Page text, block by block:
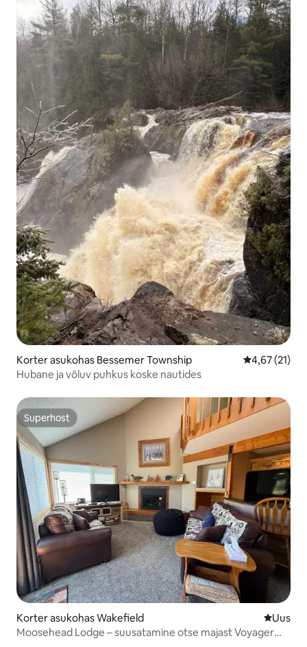
Korter asukohas Bessemer Township Keskmine
4,67 (21)
Hubane ja võluv puhkus koske nautides
Superhost
Superhost
Korter asukohas Wakefield Uus
Uus
Moosehead Lodge – suusatamine otse majast Voyager